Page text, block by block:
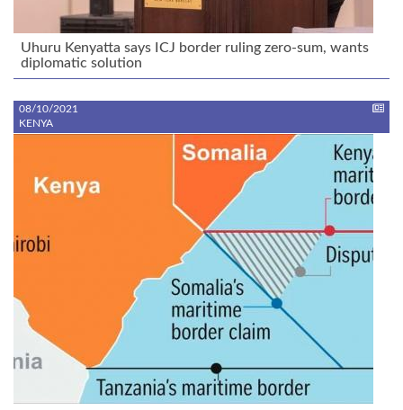
Uhuru Kenyatta says ICJ border ruling zero-sum, wants
diplomatic solution
08/10/2021
KENYA